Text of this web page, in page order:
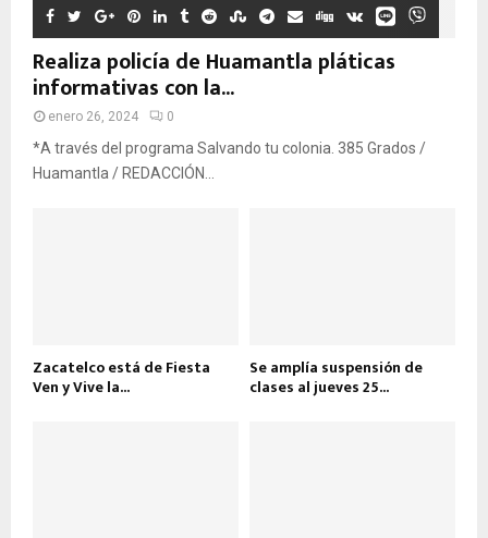
Realiza policía de Huamantla pláticas
informativas con la...
enero 26, 2024 0
*A través del programa Salvando tu colonia. 385 Grados /
Huamantla / REDACCIÓN...
Zacatelco está de Fiesta
Ven y Vive la...
Se amplía suspensión de
clases al jueves 25...